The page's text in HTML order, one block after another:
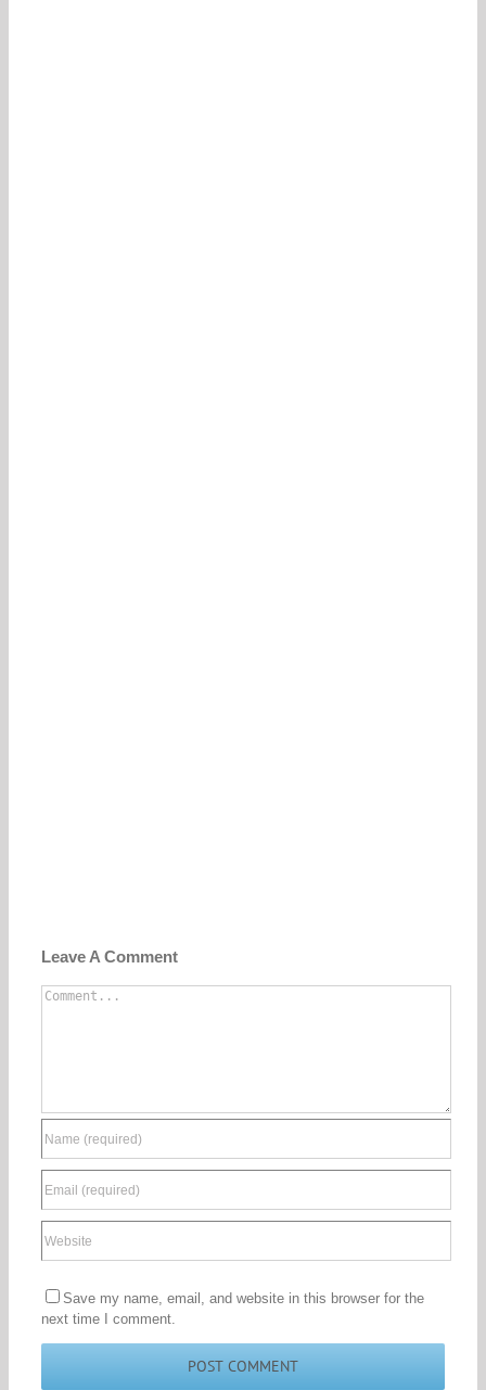
Leave A Comment
Comment
Save my name, email, and website in this browser for the
next time I comment.